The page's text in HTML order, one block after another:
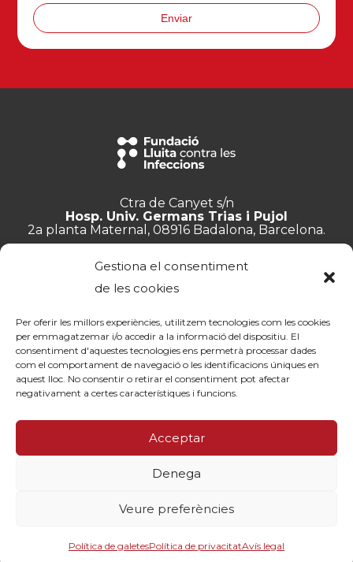
Gestiona el consentiment
de les cookies
Per oferir les millors experiències, utilitzem tecnologies com les cookies
per emmagatzemar i/o accedir a la informació del dispositiu. El
consentiment d'aquestes tecnologies ens permetrà processar dades
com el comportament de navegació o les identificacions úniques en
aquest lloc. No consentir o retirar el consentiment pot afectar
negativament a certes característiques i funcions.
Acceptar
Denega
Veure preferències
Política de galetesPolítica de privacitatAvís legal
Enviar
Ctra de Canyet s/n
Hosp. Univ. Germans Trias i Pujol
2a planta Maternal, 08916 Badalona, Barcelona.
info@lluita.org
Treballa amb nosaltres
Transparència
Canal de denúncies
Contacte
privacitat· Política de cookies